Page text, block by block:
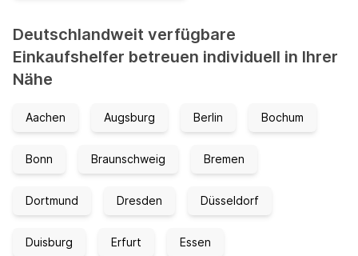
Deutschlandweit verfügbare
Einkaufshelfer betreuen individuell in Ihrer
Nähe
Aachen Augsburg Berlin Bochum
Bonn Braunschweig Bremen
Dortmund Dresden Düsseldorf
Duisburg Erfurt Essen